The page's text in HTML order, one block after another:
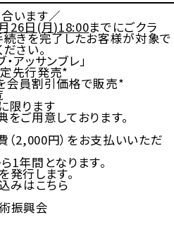
います／
26日(月)18:00までにごクラ
続きを完了したお客様が対象で
さい。
アッサンブレ」
先行発売*
会員割引価格で販売*
ります
ご用意しております。
（2,000円）をお支払いいただ
1年間となります。
発行します。
みはこちら
振興会